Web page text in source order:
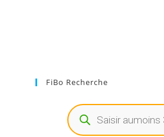
FiBo Recherche